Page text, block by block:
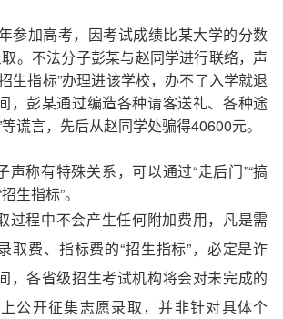
参加高考，因考试成绩比某大学的分数
。不法分子彭某与赵同学进行联络，声
生指标”办理进该学校，办不了入学就退
，彭某通过编造各种请客送礼、各种途
谎言，先后从赵同学处骗得40600元。
声称有特殊关系，可以通过“走后门”“搞
生指标”。
过程中不会产生任何附加费用，凡是需
取费、指标费的“招生指标”，必定是诈
，各省级招生考试机构将会对未完成的
公开征集志愿录取，并非针对具体个